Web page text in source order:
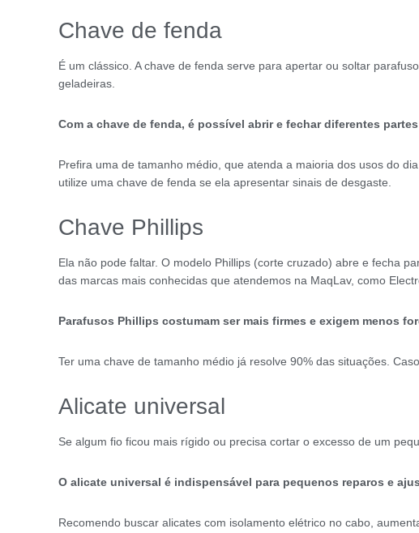
Chave de fenda
É um clássico. A chave de fenda serve para apertar ou soltar
geladeiras.
Com a chave de fenda, é possível abrir e fechar diferentes
Prefira uma de tamanho médio, que atenda a maioria dos usos do
utilize uma chave de fenda se ela apresentar sinais de desgaste.
Chave Phillips
Ela não pode faltar. O modelo Phillips (corte cruzado) abre e fecha
das marcas mais conhecidas que atendemos na MaqLav, como
Parafusos Phillips costumam ser mais firmes e exigem menos
Ter uma chave de tamanho médio já resolve 90% das situações.
Alicate universal
Se algum fio ficou mais rígido ou precisa cortar o excesso de um
O alicate universal é indispensável para pequenos reparos e
Recomendo buscar alicates com isolamento elétrico no cabo,